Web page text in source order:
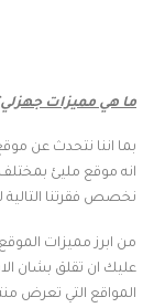
ما هي مميزات
بما اننا نتحدث عن
انه موقع مليئ
نخصص فقرتنا التالية
من ابرز مميزات
عليك ان تقلق بشان
المواقع التي تعرض